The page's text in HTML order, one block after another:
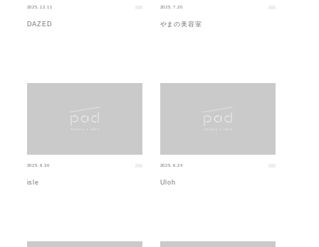
2025.12.11
DAZED
2025.7.20
やまの美容室
2025.6.30
isle
2025.6.24
Uloh